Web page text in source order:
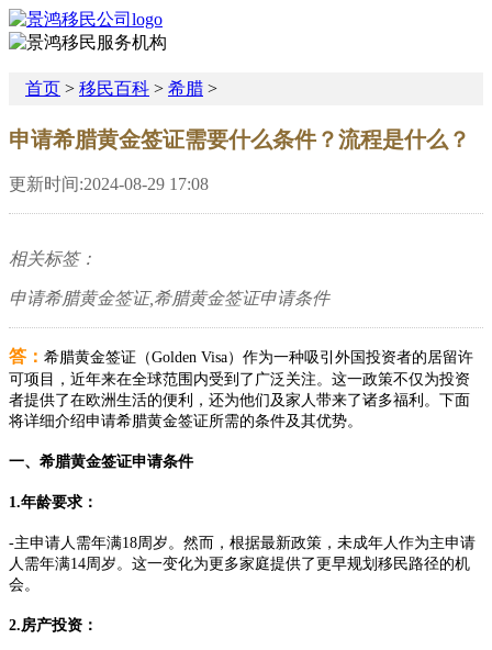
首页 > 移民百科 > 希腊 >
申请希腊黄金签证需要什么条件？流程是什么？
更新时间:2024-08-29 17:08
相关标签：
申请希腊黄金签证,希腊黄金签证申请条件
答： 希腊黄金签证（Golden Visa）作为一种吸引外国投资者的居留许
可项目，近年来在全球范围内受到了广泛关注。这一政策不仅为投资
者提供了在欧洲生活的便利，还为他们及家人带来了诸多福利。下面
将详细介绍申请希腊黄金签证所需的条件及其优势。
一、希腊黄金签证申请条件
1.年龄要求：
-主申请人需年满18周岁。然而，根据最新政策，未成年人作为主申请
人需年满14周岁。这一变化为更多家庭提供了更早规划移民路径的机
会。
2.房产投资：